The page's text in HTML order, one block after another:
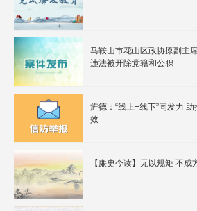
马鞍山市花山区政协原副主
违法被开除党籍和公职
旌德：“线上+线下”同发力 助推信访工作提质
效
【廉史今读】无以规矩 不成